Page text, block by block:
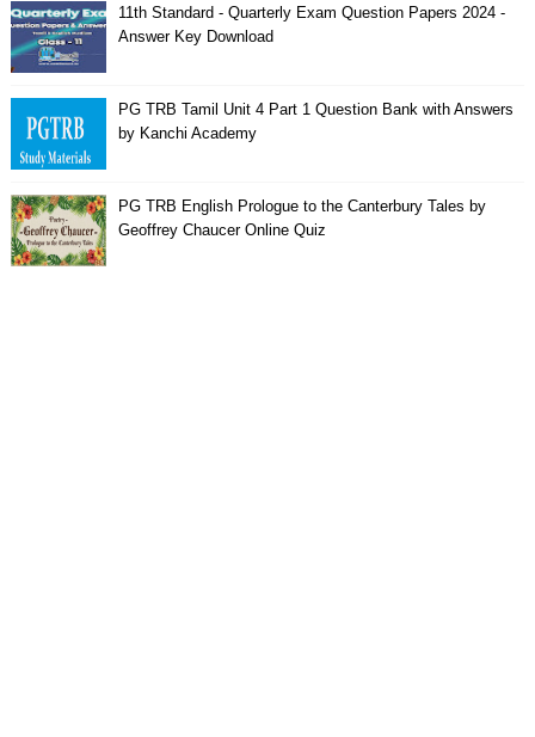
11th Standard - Quarterly Exam Question Papers 2024 -
Answer Key Download
PG TRB Tamil Unit 4 Part 1 Question Bank with Answers
by Kanchi Academy
PG TRB English Prologue to the Canterbury Tales by
Geoffrey Chaucer Online Quiz